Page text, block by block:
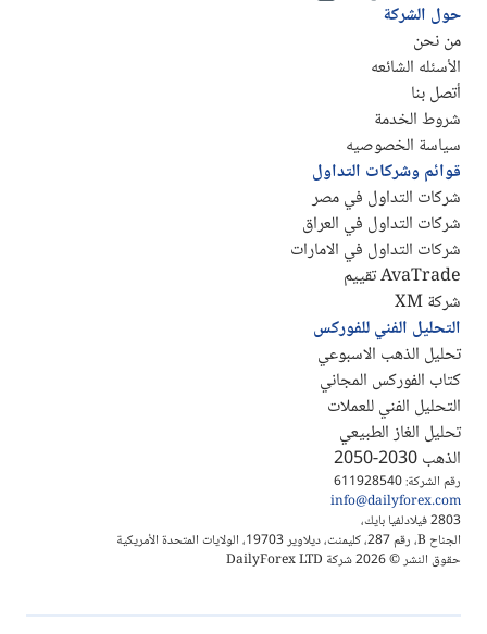
رقم الشركة: 611928540
info@dailyforex.com
2803 فيلادلفيا بايك،
الجناح B، رقم 287، كليمنت، ديلاوير 19703، الولايات المتحدة الأمريكية
حقوق النشر © 2026 شركة DailyForex LTD
حول الشركة
من نحن
الأسئله الشائعه
أتصل بنا
شروط الخدمة
سياسة الخصوصيه
قوائم وشركات التداول
شركات التداول في مصر
شركات التداول في العراق
شركات التداول في الامارات
AvaTrade تقييم
شركة XM
التحليل الفني للفوركس
تحليل الذهب الاسبوعي
كتاب الفوركس المجاني
التحليل الفني للعملات
تحليل الغاز الطبيعي
الذهب 2030-2050